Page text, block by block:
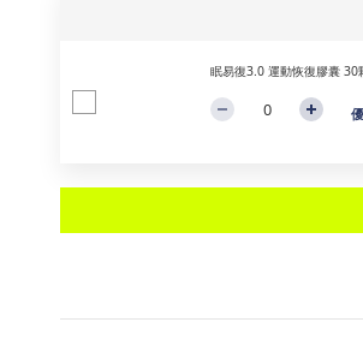
眠易復3.0 運動恢復膠囊 30